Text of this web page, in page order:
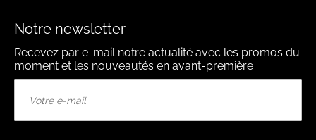
Notre newsletter
Recevez par e-mail notre actualité avec les promos du
moment et les nouveautés en avant-première